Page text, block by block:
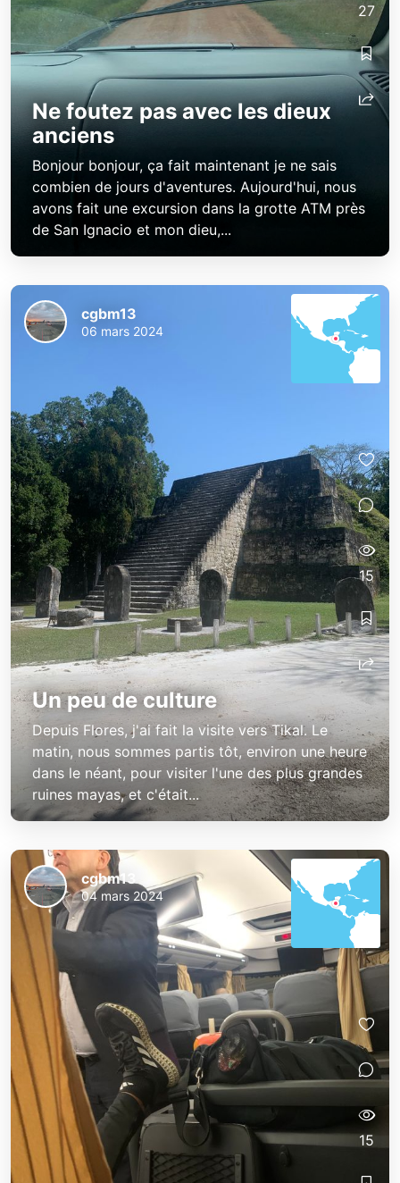
cgbm13
cgbm13
Ne foutez pas avec les dieux
anciens
Bonjour bonjour, ça fait maintenant je ne sais
combien de jours d'aventures. Aujourd'hui, nous
avons fait une excursion dans la grotte ATM près
de San Ignacio et mon dieu,...
27
Un peu de culture
Depuis Flores, j'ai fait la visite vers Tikal. Le
matin, nous sommes partis tôt, environ une heure
dans le néant, pour visiter l'une des plus grandes
ruines mayas, et c'était...
cgbm13
06 mars 2024
15
cgbm13
04 mars 2024
15